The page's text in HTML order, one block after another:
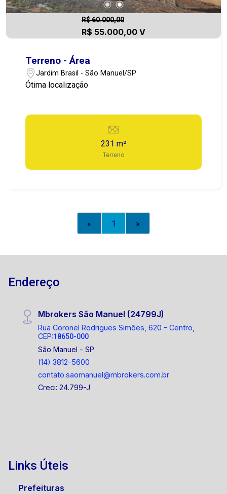
R$ 60.000,00
R$ 55.000,00 V
Terreno - Área
Jardim Brasil - São Manuel/SP
Ótima localização
231 m²
Terreno
« 1 »
Endereço
Mbrokers São Manuel (24799J)
Rua Coronel Rodrigues Simões, 620 - Centro,
CEP:18650-000
São Manuel - SP
(14) 3812-5600
contato.saomanuel@mbrokers.com.br
Creci: 24.799-J
Links Úteis
Prefeituras